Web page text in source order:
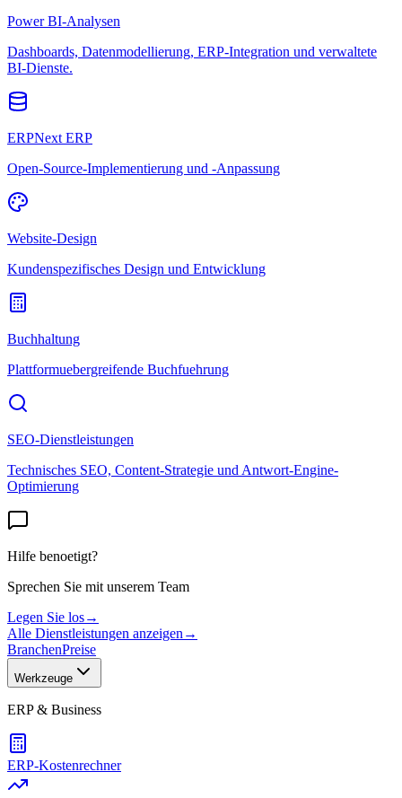
Power BI-Analysen
Dashboards, Datenmodellierung, ERP-Integration und verwaltete
BI-Dienste.
ERPNext ERP
Open-Source-Implementierung und -Anpassung
Website-Design
Kundenspezifisches Design und Entwicklung
Buchhaltung
Plattformuebergreifende Buchfuehrung
SEO-Dienstleistungen
Technisches SEO, Content-Strategie und Antwort-Engine-
Optimierung
Hilfe benoetigt?
Sprechen Sie mit unserem Team
Legen Sie los→
Alle Dienstleistungen anzeigen →
BranchenPreise
Werkzeuge
ERP & Business
ERP-Kostenrechner